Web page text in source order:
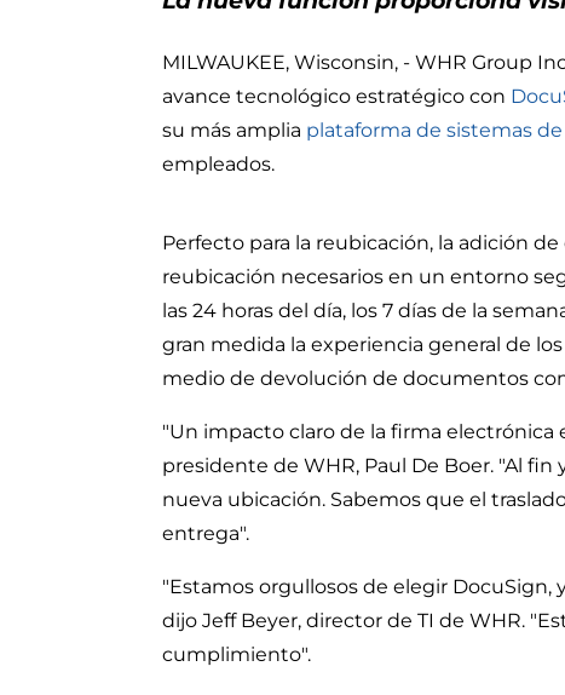
MILWAUKEE, Wisconsin, - WHR Group
avance tecnológico estratégico con
su más amplia plataforma de sistemas
empleados.
Perfecto para la reubicación, la adición
reubicación necesarios en un entorno
las 24 horas del día, los 7 días de la
gran medida la experiencia general de
medio de devolución de documentos
"Un impacto claro de la firma electrónica
presidente de WHR, Paul De Boer. "Al
nueva ubicación. Sabemos que el
entrega".
"Estamos orgullosos de elegir
dijo Jeff Beyer, director de TI de WHR.
cumplimiento".